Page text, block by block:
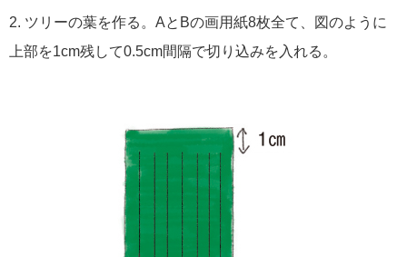
2. ツリーの葉を作る。AとBの画用紙8枚全て、図のように
上部を1cm残して0.5cm間隔で切り込みを入れる。